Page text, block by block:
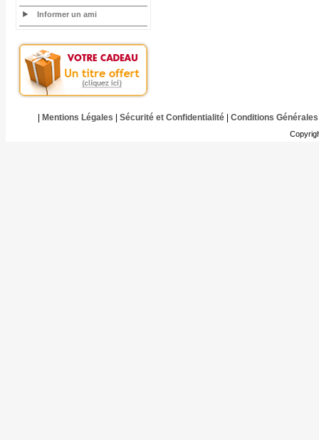
Informer un ami
Mentions Légales Sécurité et Confidentialité| Conditions Générales